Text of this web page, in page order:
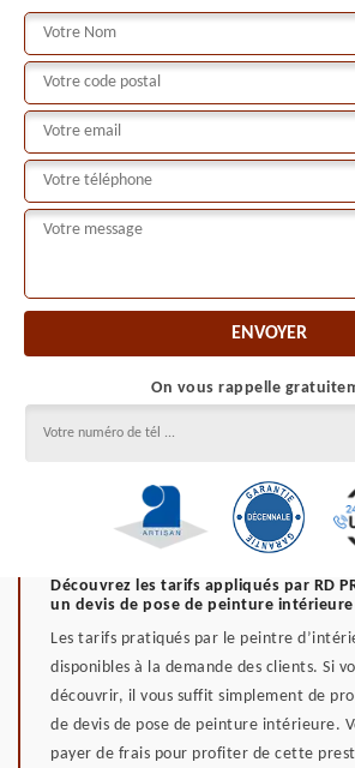
On vous rappelle
Découvrez les tarifs appliqués par RD
un devis de pose de peinture intérieure
Les tarifs pratiqués par le peintre
disponibles à la demande des clients. Si
découvrir, il vous suffit simplement de
de devis de pose de peinture intérieure.
payer de frais pour profiter de cette